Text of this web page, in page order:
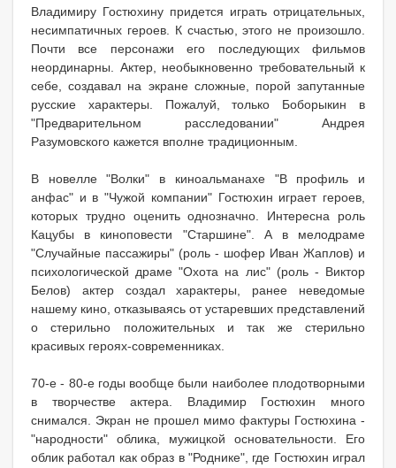
Владимиру Гостюхину придется играть отрицательных,
несимпатичных героев. К счастью, этого не произошло.
Почти все персонажи его последующих фильмов
неординарны. Актер, необыкновенно требовательный к
себе, создавал на экране сложные, порой запутанные
русские характеры. Пожалуй, только Боборыкин в
"Предварительном расследовании" Андрея
Разумовского кажется вполне традиционным.
В новелле "Волки" в киноальманахе "В профиль и
анфас" и в "Чужой компании" Гостюхин играет героев,
которых трудно оценить однозначно. Интересна роль
Кацубы в киноповести "Старшине". А в мелодраме
"Случайные пассажиры" (роль - шофер Иван Жаплов) и
психологической драме "Охота на лис" (роль - Виктор
Белов) актер создал характеры, ранее неведомые
нашему кино, отказываясь от устаревших представлений
о стерильно положительных и так же стерильно
красивых героях-современниках.
70-е - 80-е годы вообще были наиболее плодотворными
в творчестве актера. Владимир Гостюхин много
снимался. Экран не прошел мимо фактуры Гостюхина -
"народности" облика, мужицкой основательности. Его
облик работал как образ в "Роднике", где Гостюхин играл